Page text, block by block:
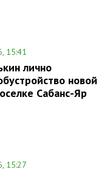
15:41
лично
новой
Сабанс-Яр
15:27